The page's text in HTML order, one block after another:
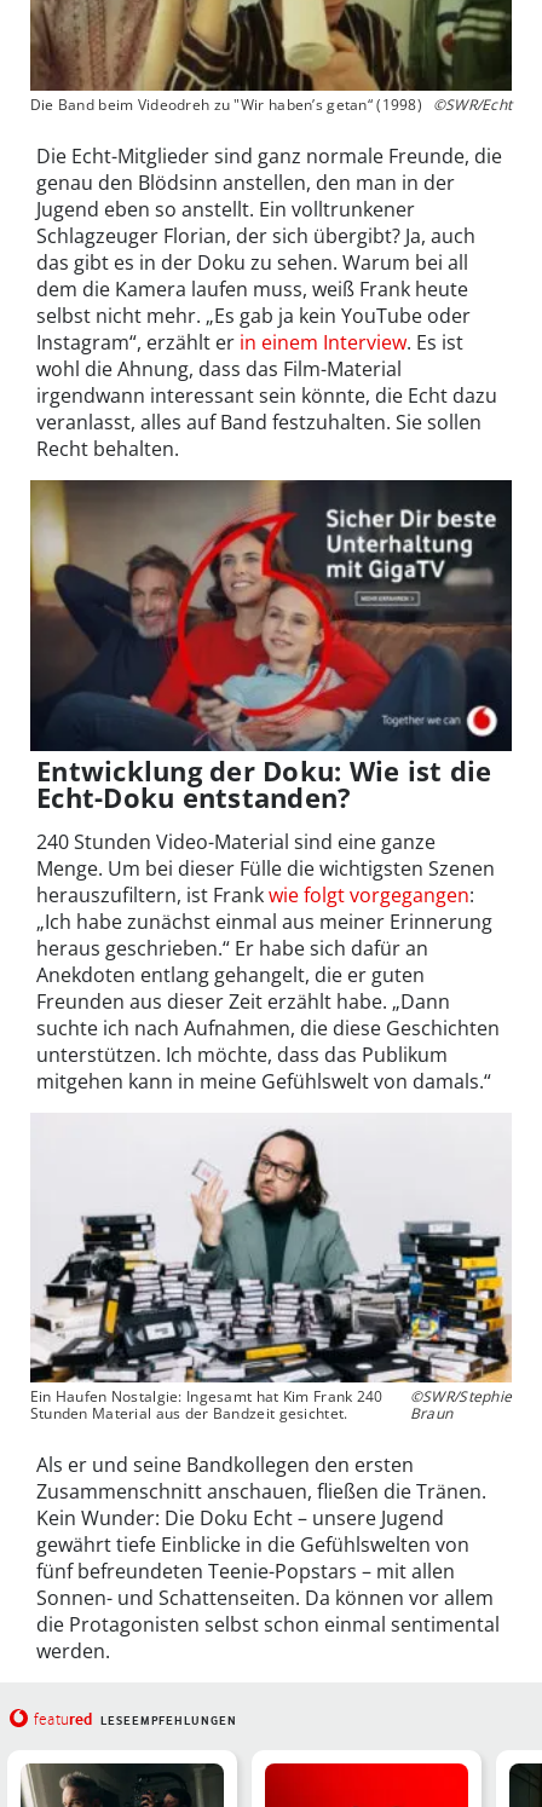
Die Band beim Videodreh zu "Wir haben’s getan“ (1998) ©SWR/Echt
Die Echt-Mitglieder sind ganz normale Freunde, die
genau den Blödsinn anstellen, den man in der
Jugend eben so anstellt. Ein volltrunkener
Schlagzeuger Florian, der sich übergibt? Ja, auch
das gibt es in der Doku zu sehen. Warum bei all
dem die Kamera laufen muss, weiß Frank heute
selbst nicht mehr. „Es gab ja kein YouTube oder
Instagram“, erzählt er in einem Interview. Es ist
wohl die Ahnung, dass das Film-Material
irgendwann interessant sein könnte, die Echt dazu
veranlasst, alles auf Band festzuhalten. Sie sollen
Recht behalten.
Entwicklung der Doku: Wie ist die
Echt-Doku entstanden?
240 Stunden Video-Material sind eine ganze
Menge. Um bei dieser Fülle die wichtigsten Szenen
herauszufiltern, ist Frankwie folgt vorgegangen:
„Ich habe zunächst einmal aus meiner Erinnerung
heraus geschrieben.“ Er habe sich dafür an
Anekdoten entlang gehangelt, die er guten
Freunden aus dieser Zeit erzählt habe. „Dann
suchte ich nach Aufnahmen, die diese Geschichten
unterstützen. Ich möchte, dass das Publikum
mitgehen kann in meine Gefühlswelt von damals.“
Ein Haufen Nostalgie: Ingesamt hat Kim Frank 240
Stunden Material aus der Bandzeit gesichtet.
©SWR/Stephie
Braun
Als er und seine Bandkollegen den ersten
Zusammenschnitt anschauen, fließen die Tränen.
Kein Wunder: Die Doku Echt – unsere Jugend
gewährt tiefe Einblicke in die Gefühlswelten von
fünf befreundeten Teenie-Popstars – mit allen
Sonnen- und Schattenseiten. Da können vor allem
die Protagonisten selbst schon einmal sentimental
werden.
featured LESEEMPFEHLUNGEN